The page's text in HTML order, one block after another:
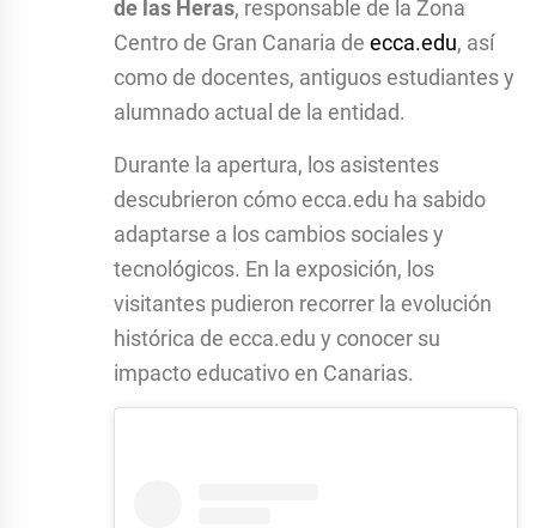
de las Heras, responsable de la Zona
Centro de Gran Canaria de ecca.edu, así
como de docentes, antiguos estudiantes y
alumnado actual de la entidad.
Durante la apertura, los asistentes
descubrieron cómo ecca.edu ha sabido
adaptarse a los cambios sociales y
tecnológicos. En la exposición, los
visitantes pudieron recorrer la evolución
histórica de ecca.edu y conocer su
impacto educativo en Canarias.